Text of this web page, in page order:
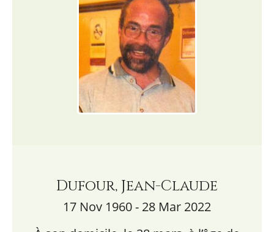
Dufour, Jean-Claude
17 Nov 1960 - 28 Mar 2022